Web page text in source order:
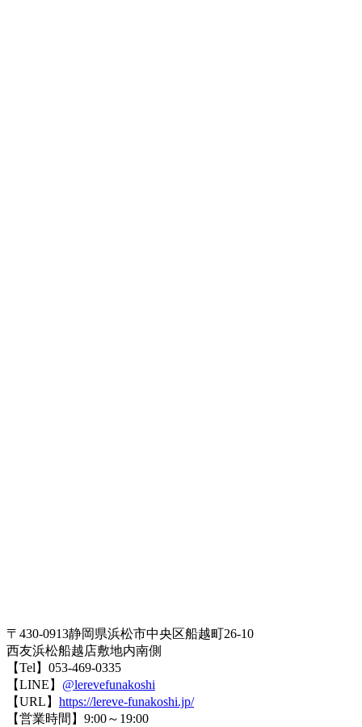
〒430-0913静岡県浜松市中央区船越町26-10
西友浜松船越店敷地内南側
【Tel】053-469-0335
【LINE】 @lerevefunakoshi
【URL】 https://lereve-funakoshi.jp/
【営業時間】9:00～19:00